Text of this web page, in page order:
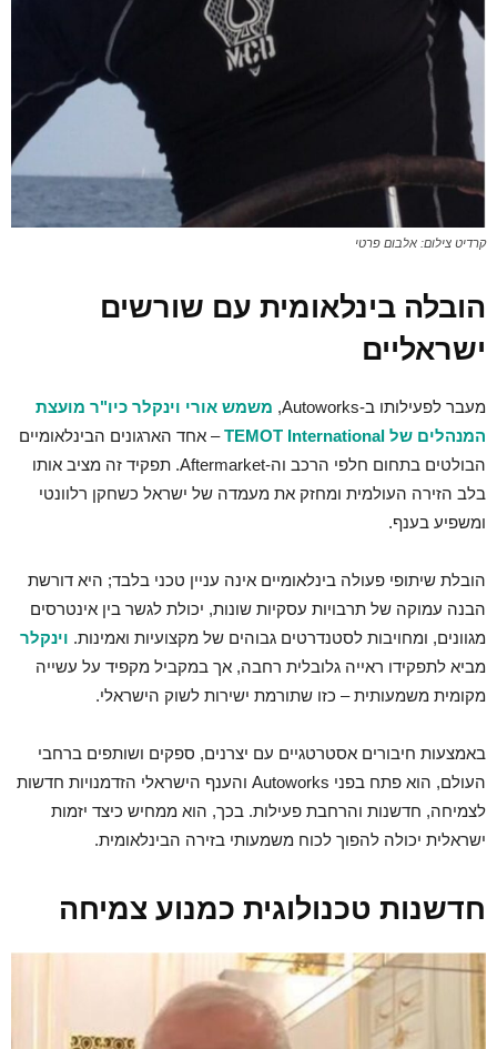
קרדיט צילום: אלבום פרטי
הובלה בינלאומית עם שורשים
ישראליים
מעבר לפעילותו ב-Autoworks,
משמש אורי וינקלר כיו"ר מועצת
המנהלים של TEMOT International
– אחד הארגונים הבינלאומיים
הבולטים בתחום חלפי הרכב וה-Aftermarket. תפקיד זה מציב אותו
בלב הזירה העולמית ומחזק את מעמדה של ישראל כשחקן רלוונטי
ומשפיע בענף.
הובלת שיתופי פעולה בינלאומיים אינה עניין טכני בלבד; היא דורשת
הבנה עמוקה של תרבויות עסקיות שונות, יכולת לגשר בין אינטרסים
מגוונים, ומחויבות לסטנדרטים גבוהים של מקצועיות ואמינות. וינקלר
מביא לתפקידו ראייה גלובלית רחבה, אך במקביל מקפיד על עשייה
מקומית משמעותית – כזו שתורמת ישירות לשוק הישראלי.
באמצעות חיבורים אסטרטגיים עם יצרנים, ספקים ושותפים ברחבי
העולם, הוא פתח בפני Autoworks והענף הישראלי הזדמנויות חדשות
לצמיחה, חדשנות והרחבת פעילות. בכך, הוא ממחיש כיצד יזמות
ישראלית יכולה להפוך לכוח משמעותי בזירה הבינלאומית.
חדשנות טכנולוגית כמנוע צמיחה